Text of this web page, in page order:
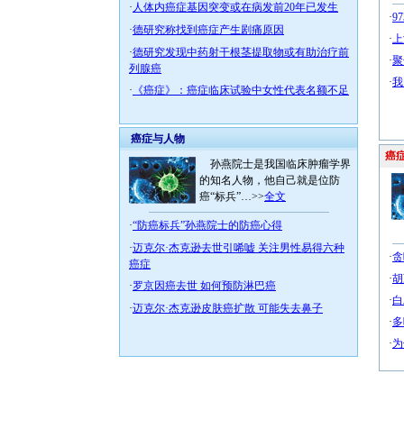
· 人体内癌症基因突变或在病发前20年已发生
·德研究称找到癌症产生剧痛原因
·德研究发现中药射干根茎提取物或有助治疗前
列腺癌
· 《癌症》：癌症临床试验中女性代表名额不足
癌症与人物
孙燕院士是我国临床肿瘤学界
的知名人物，他自己就是位防
癌“标兵”…>>全文
·“防癌标兵”孙燕院士的防癌心得
·迈克尔·杰克逊去世引唏嘘 关注男性易得六种
癌症
·罗京因癌去世 如何预防淋巴癌
·迈克尔·杰克逊皮肤癌扩散 可能失去鼻子
·
·
·
·
癌
·
·
·
·
·